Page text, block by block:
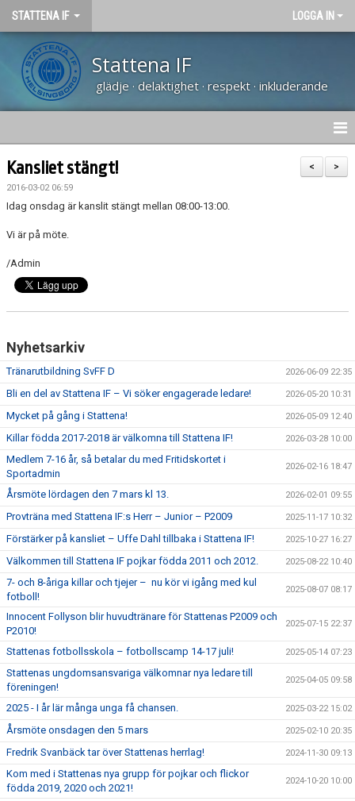
STATTENA IF LOGGA IN
Stattena IF
glädje · delaktighet · respekt · inkluderande
HEM
NYHETER
TRÄNARUTBILDNING SVFF D
OM KLUBBEN
SPONSORER
AVGIFTER
FÖRENINGSSHOP
STATTENA CUP
>
<
Kansliet stängt!
2016-03-02 06:59
Idag onsdag är kanslit stängt mellan 08:00-13:00.
Vi är på möte.
/Admin
Nyhetsarkiv
Tränarutbildning SvFF D 2026-06-09 22:35
Bli en del av Stattena IF – Vi söker engagerade ledare! 2026-05-20 10:31
Mycket på gång i Stattena! 2026-05-09 12:40
Killar födda 2017-2018 är välkomna till Stattena IF! 2026-03-28 10:00
Medlem 7-16 år, så betalar du med Fritidskortet i
Sportadmin
2026-02-16 18:47
Årsmöte lördagen den 7 mars kl 13. 2026-02-01 09:55
Provträna med Stattena IF:s Herr – Junior – P2009 2025-11-17 10:32
Förstärker på kansliet – Uffe Dahl tillbaka i Stattena IF! 2025-10-27 16:27
Välkommen till Stattena IF pojkar födda 2011 och 2012. 2025-08-22 10:40
7- och 8-åriga killar och tjejer – nu kör vi igång med kul
fotboll!
2025-08-07 08:17
Innocent Follyson blir huvudtränare för Stattenas P2009 och
P2010!
2025-07-15 22:37
Stattenas fotbollsskola – fotbollscamp 14-17 juli! 2025-05-14 07:23
Stattenas ungdomsansvariga välkomnar nya ledare till
föreningen!
2025-04-05 09:58
2025 - I år lär många unga få chansen. 2025-03-22 15:02
Årsmöte onsdagen den 5 mars 2025-02-10 20:35
Fredrik Svanbäck tar över Stattenas herrlag! 2024-11-30 09:13
Kom med i Stattenas nya grupp för pojkar och flickor
födda 2019, 2020 och 2021!
2024-10-20 10:00